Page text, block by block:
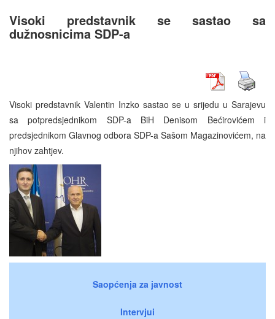
Visoki predstavnik se sastao sa
dužnosnicima SDP-a
Visoki predstavnik Valentin Inzko sastao se u srijedu u Sarajevu
sa potpredsjednikom SDP-a BiH Denisom Bećirovićem i
predsjednikom Glavnog odbora SDP-a Sašom Magazinovićem, na
njihov zahtjev.
Saopćenja za javnost
Intervjui